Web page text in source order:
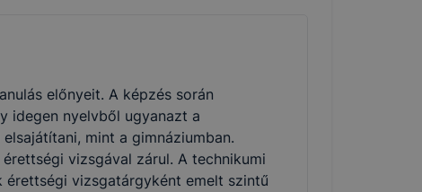
előnyeit. A képzés során
idegen nyelvből ugyanazt a
mint a gimnáziumban.
vizsgával zárul. A technikumi
vizsgatárgyként emelt szintű